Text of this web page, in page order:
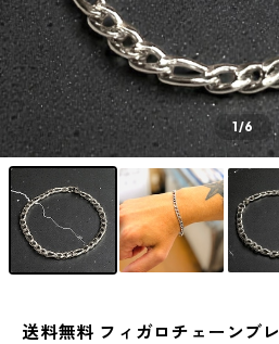
1/6
送料無料 フィガロチェーンブ